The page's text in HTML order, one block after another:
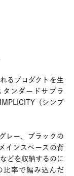
るプロダクトを生
タンダードサプラ
（シンプ
レー、ブラックの
インスペースの背
どを収納するのに
比率で編み込んだ